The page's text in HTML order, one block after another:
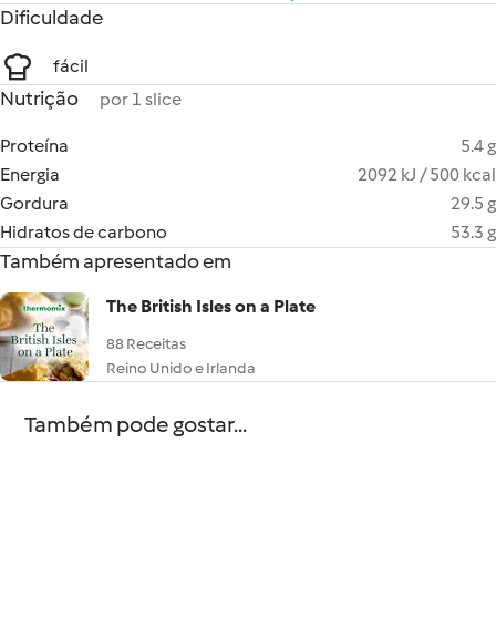
Dificuldade
fácil
Nutrição por 1 slice
Proteína
5.4 g
Energia
2092 kJ / 500 kcal
Gordura
29.5 g
Hidratos de carbono
53.3 g
Também apresentado em
The British Isles on a Plate
88 Receitas
Reino Unido e Irlanda
Também pode gostar...